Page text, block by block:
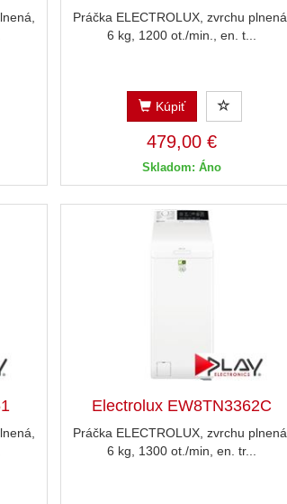
Práčka ELECTROLUX, zvrchu plnená,
6 kg, 1200 ot./min., en. t...
Kúpiť
479,00 €
Skladom: Áno
Electrolux EW8TN3362C
Práčka ELECTROLUX, zvrchu plnená,
6 kg, 1300 ot./min, en. tr...